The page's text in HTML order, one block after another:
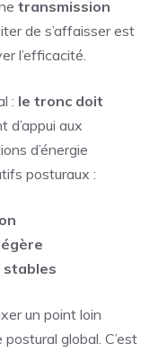
transmission
de s’affaisser est
l’efficacité.
: le tronc doit
d’appui aux
d’énergie
posturaux :
stables
un point loin
global. C’est